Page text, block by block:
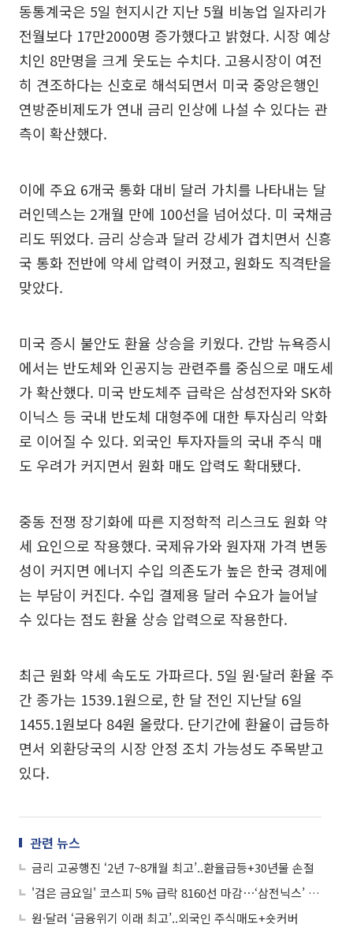
동통계국은 5일 현지시간 지난 5월 비농업 일자리가
전월보다 17만2000명 증가했다고 밝혔다. 시장 예상
치인 8만명을 크게 웃도는 수치다. 고용시장이 여전
히 견조하다는 신호로 해석되면서 미국 중앙은행인
연방준비제도가 연내 금리 인상에 나설 수 있다는 관
측이 확산했다.
이에 주요 6개국 통화 대비 달러 가치를 나타내는 달
러인덱스는 2개월 만에 100선을 넘어섰다. 미 국채금
리도 뛰었다. 금리 상승과 달러 강세가 겹치면서 신흥
국 통화 전반에 약세 압력이 커졌고, 원화도 직격탄을
맞았다.
미국 증시 불안도 환율 상승을 키웠다. 간밤 뉴욕증시
에서는 반도체와 인공지능 관련주를 중심으로 매도세
가 확산했다. 미국 반도체주 급락은 삼성전자와 SK하
이닉스 등 국내 반도체 대형주에 대한 투자심리 악화
로 이어질 수 있다. 외국인 투자자들의 국내 주식 매
도 우려가 커지면서 원화 매도 압력도 확대됐다.
중동 전쟁 장기화에 따른 지정학적 리스크도 원화 약
세 요인으로 작용했다. 국제유가와 원자재 가격 변동
성이 커지면 에너지 수입 의존도가 높은 한국 경제에
는 부담이 커진다. 수입 결제용 달러 수요가 늘어날
수 있다는 점도 환율 상승 압력으로 작용한다.
최근 원화 약세 속도도 가파르다. 5일 원·달러 환율 주
간 종가는 1539.1원으로, 한 달 전인 지난달 6일
1455.1원보다 84원 올랐다. 단기간에 환율이 급등하
면서 외환당국의 시장 안정 조치 가능성도 주목받고
있다.
관련 뉴스
금리 고공행진 ‘2년 7~8개월 최고’..환율급등+30년물 손절
'검은 금요일' 코스피 5% 급락 8160선 마감⋯‘삼전닉스’ 쇼크ㆍ환율 1550원 육박
원·달러 ‘금융위기 이래 최고’..외국인 주식매도+숏커버